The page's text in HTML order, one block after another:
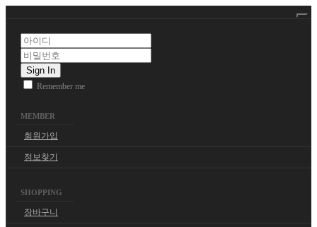
Sign In
Remember me
MEMBER
회원가입
정보찾기
SHOPPING
장바구니